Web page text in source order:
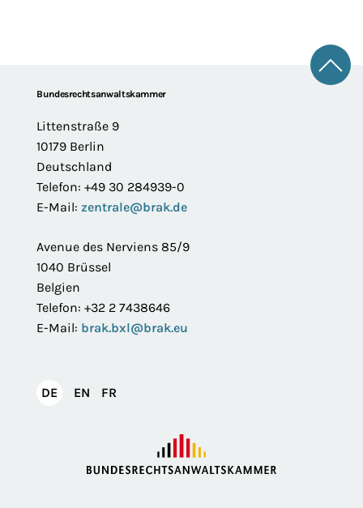
FooterBundesrechtsanwaltskammer
Littenstraße 9
10179 Berlin
Deutschland
Telefon: +49 30 284939-0
E-Mail: zentrale@brak.de
Avenue des Nerviens 85/9
1040 Brüssel
Belgien
Telefon: +32 2 7438646
E-Mail: brak.bxl@brak.eu
DEDeutsch
EN English
FR